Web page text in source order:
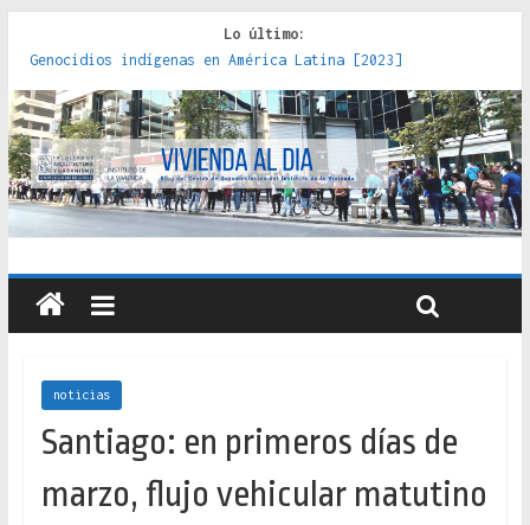
Lo último:
Genocidios indígenas en América Latina [2023]
Estudios sobre la espacialización de los Estados :
políticas, prácticas y representaciones [2022]
Donde el pedernal choca con el acero : hacia una teoría
crítica de las fronteras latinoamericanas [2020]
Criterios técnicos para una vivienda adecuada [2019]
Red de consultorios de la Caja del Seguro Obrero en
Santiago : un patrimonio emblemático [2014]
noticias
Santiago: en primeros días de
marzo, flujo vehicular matutino